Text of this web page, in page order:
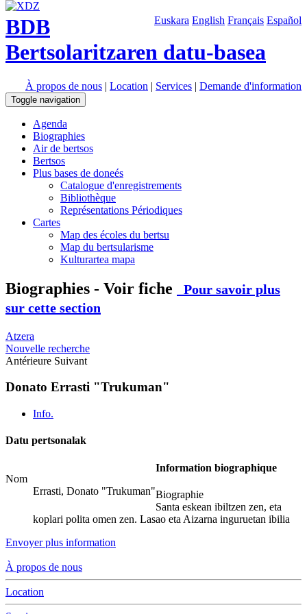
Euskara English Français Español
BDB
Bertsolaritzaren datu-basea
À propos de nous | Location | Services | Demande d'information
Toggle navigation
Agenda
Biographies
Air de bertsos
Bertsos
Plus bases de doneés
Catalogue d'enregistrements
Bibliothèque
Représentations Périodiques
Cartes
Map des écoles du bertsu
Map du bertsularisme
Kulturartea mapa
Biographies - Voir fiche
Pour savoir plus
sur cette section
Atzera
Nouvelle recherche
Antérieure Suivant
Donato Errasti "Trukuman"
Info.
Datu pertsonalak
Nom
Errasti, Donato "Trukuman"
Information biographique
Biographie
Santa eskean ibiltzen zen, eta
koplari polita omen zen. Lasao eta Aizarna inguruetan ibilia
Envoyer plus information
À propos de nous
Location